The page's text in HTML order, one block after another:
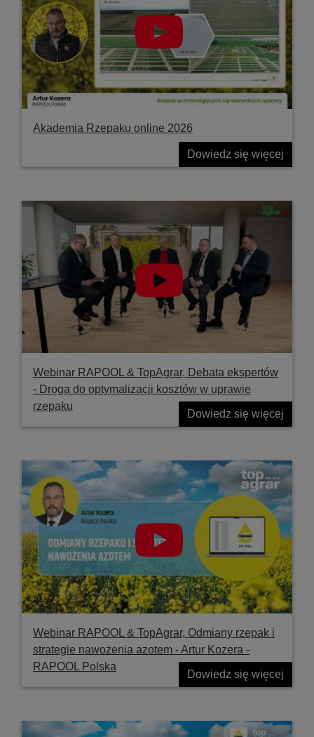
Akademia Rzepaku online 2026
Dowiedz się więcej
Webinar RAPOOL & TopAgrar, Debata ekspertów
- Droga do optymalizacji kosztów w uprawie
rzepaku
Dowiedz się więcej
Webinar RAPOOL & TopAgrar, Odmiany rzepak i
strategie nawożenia azotem - Artur Kozera -
RAPOOL Polska
Dowiedz się więcej